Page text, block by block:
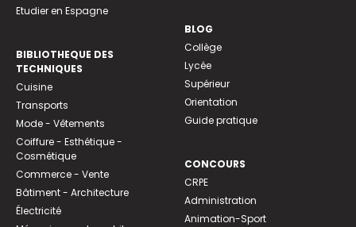
Etudier en Espagne
BIBLIOTHEQUE DES
TECHNIQUES
Cuisine
Transports
Mode - Vêtements
Coiffure - Esthétique -
Cosmétique
Commerce - Vente
Bâtiment - Architecture
Électricité
BLOG
Collège
Lycée
Supérieur
Orientation
Guide pratique
CONCOURS
CRPE
Administration
Animation-Sport